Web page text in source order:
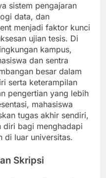
sistem pengajaran
data, dan
menjadi faktor kunci
ujian tesis. Di
kampus,
dan sentra
besar dalam
serta keterampilan
pengertian yang lebih
mahasiswa
tugas akhir sendiri,
diri bagi menghadapi
di luar universitas.
Skripsi